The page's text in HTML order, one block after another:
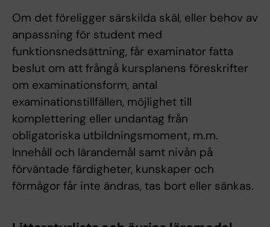
Om det föreligger särskilda skäl, eller behov av
anpassning för student med
funktionsnedsättning, får examinator fatta
beslut om att frångå kursplanens föreskrifter
om examinationsform, antal
examinationstillfällen, möjlighet till
komplettering eller undantag från
obligatoriska utbildningsmoment, m.m.
Innehåll och lärandemål samt nivån på
förväntade färdigheter, kunskaper och
förmågor får inte ändras, tas bort eller sänkas.